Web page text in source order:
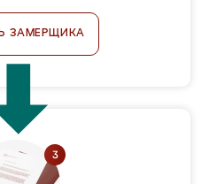
ЗАМЕРЩИКА